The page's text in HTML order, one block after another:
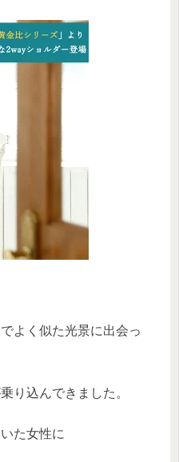
よく似た光景に出会っ
り込んできました。
た女性に